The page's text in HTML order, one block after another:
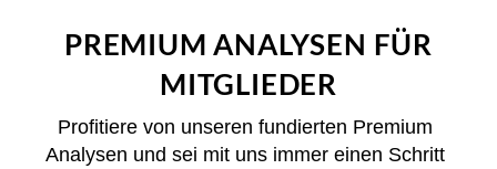
PREMIUM ANALYSEN FÜR
MITGLIEDER
Profitiere von unseren fundierten Premium
Analysen und sei mit uns immer einen Schritt